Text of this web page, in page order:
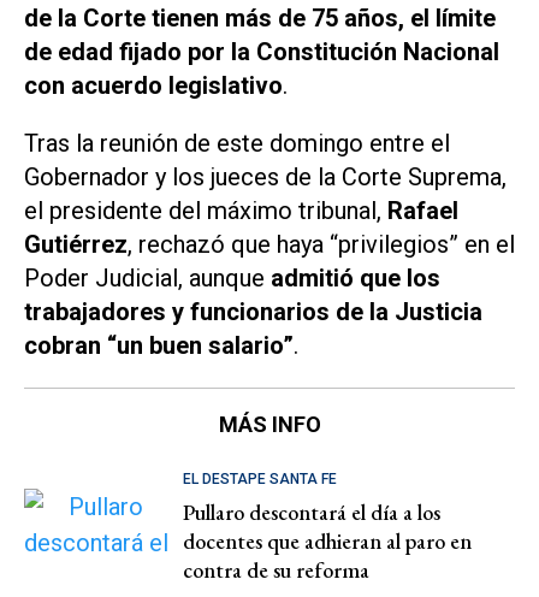
de la Corte tienen más de 75 años, el límite
de edad fijado por la Constitución Nacional
con acuerdo legislativo.
Tras la reunión de este domingo entre el
Gobernador y los jueces de la Corte Suprema,
el presidente del máximo tribunal, Rafael
Gutiérrez, rechazó que haya “privilegios” en el
Poder Judicial, aunque admitió que los
trabajadores y funcionarios de la Justicia
cobran “un buen salario”.
MÁS INFO
EL DESTAPE SANTA FE
Pullaro descontará el día a los
docentes que adhieran al paro en
contra de su reforma